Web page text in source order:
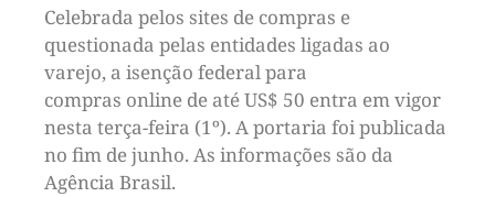
Celebrada pelos sites de compras e
questionada pelas entidades ligadas ao
varejo, a isenção federal para
compras online de até US$ 50 entra em vigor
nesta terça-feira (1º). A portaria foi publicada
no fim de junho. As informações são da
Agência Brasil.